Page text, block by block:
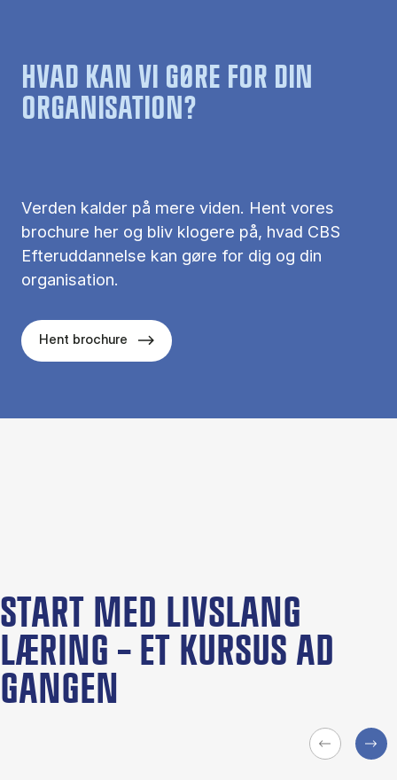
HVAD KAN VI GØRE FOR DIN
ORGANISATION?
Verden kalder på mere viden. Hent vores
brochure her og bliv klogere på, hvad CBS
Efteruddannelse kan gøre for dig og din
organisation.
Hent brochure
START MED LIVSLANG
LÆRING – ET KURSUS AD
GANGEN